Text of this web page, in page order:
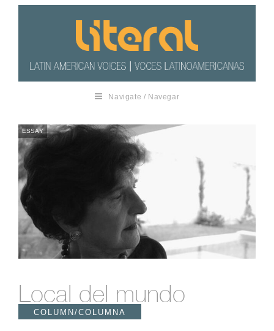
Navigate / Navegar
ESSAY
Local del mundo
COLUMN/COLUMNA